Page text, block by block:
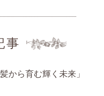
事
から育む輝く未来」